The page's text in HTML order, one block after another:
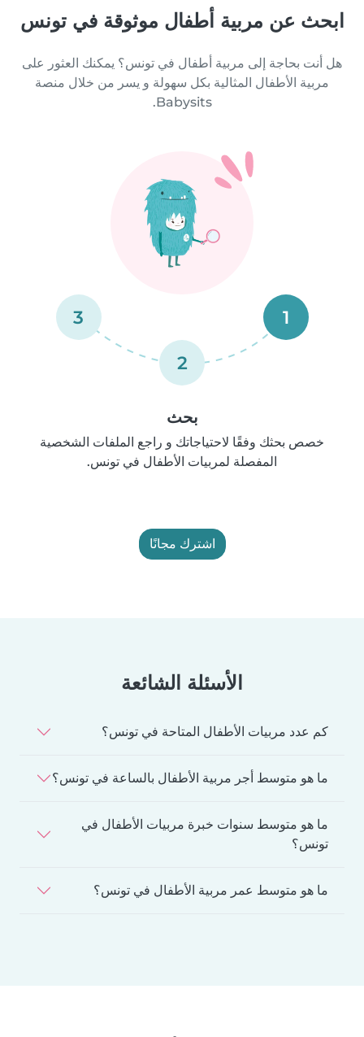
ابحث عن مربية أطفال موثوقة في تونس
هل أنت بحاجة إلى مربية أطفال في تونس؟ يمكنك العثور على
مربية الأطفال المثالية بكل سهولة و يسر من خلال منصة
Babysits.
1
2
3
بحث
خصص بحثك وفقًا لاحتياجاتك و راجع الملفات الشخصية
المفصلة لمربيات الأطفال في تونس.
اشترك مجانًا
الأسئلة الشائعة
كم عدد مربيات الأطفال المتاحة في تونس؟
ما هو متوسط أجر مربية الأطفال بالساعة في تونس؟
ما هو متوسط سنوات خبرة مربيات الأطفال في
تونس؟
ما هو متوسط عمر مربية الأطفال في تونس؟